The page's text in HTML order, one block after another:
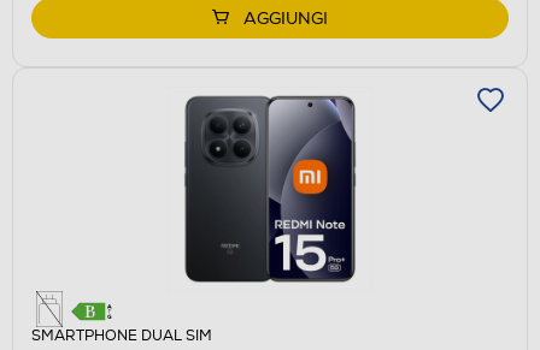
AGGIUNGI
SMARTPHONE DUAL SIM